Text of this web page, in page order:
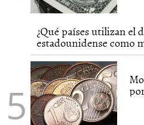
¿Qué países utilizan el
estadounidense como